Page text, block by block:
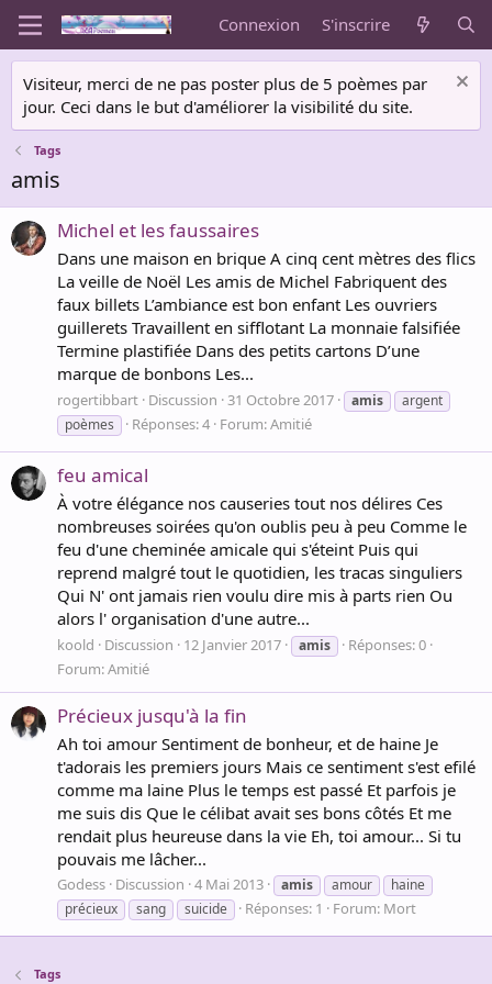
Connexion S'inscrire
Visiteur, merci de ne pas poster plus de 5 poèmes par
jour. Ceci dans le but d'améliorer la visibilité du site.
Tags
amis
Michel et les faussaires
Dans une maison en brique A cinq cent mètres des flics
La veille de Noël Les amis de Michel Fabriquent des
faux billets L’ambiance est bon enfant Les ouvriers
guillerets Travaillent en sifflotant La monnaie falsifiée
Termine plastifiée Dans des petits cartons D’une
marque de bonbons Les...
rogertibbart Discussion 31 Octobre 2017 amis
argent
poèmes
Réponses: 4 Forum:Amitié
feu amical
À votre élégance nos causeries tout nos délires Ces
nombreuses soirées qu'on oublis peu à peu Comme le
feu d'une cheminée amicale qui s'éteint Puis qui
reprend malgré tout le quotidien, les tracas singuliers
Qui N' ont jamais rien voulu dire mis à parts rien Ou
alors l' organisation d'une autre...
koold Discussion 12 Janvier 2017 amis
Réponses: 0
Forum:Amitié
Précieux jusqu'à la fin
Ah toi amour Sentiment de bonheur, et de haine Je
t'adorais les premiers jours Mais ce sentiment s'est efilé
comme ma laine Plus le temps est passé Et parfois je
me suis dis Que le célibat avait ses bons côtés Et me
rendait plus heureuse dans la vie Eh, toi amour... Si tu
pouvais me lâcher...
Godess Discussion 4 Mai 2013 amis amour
haine
précieux
sang suicide Réponses: 1 Forum: Mort
Tags